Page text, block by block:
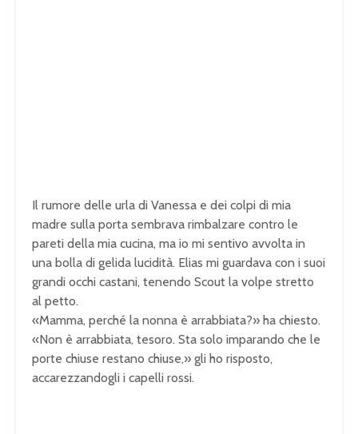
Il rumore delle urla di Vanessa e dei colpi di mia
madre sulla porta sembrava rimbalzare contro le
pareti della mia cucina, ma io mi sentivo avvolta in
una bolla di gelida lucidità. Elias mi guardava con i suoi
grandi occhi castani, tenendo Scout la volpe stretto
al petto.
«Mamma, perché la nonna è arrabbiata?» ha chiesto.
«Non è arrabbiata, tesoro. Sta solo imparando che le
porte chiuse restano chiuse,» gli ho risposto,
accarezzandogli i capelli rossi.